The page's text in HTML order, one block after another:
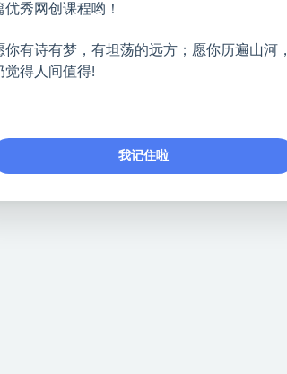
优秀网创课程哟！
你有诗有梦，有坦荡的远方；愿你历遍山河，
觉得人间值得!
我记住啦